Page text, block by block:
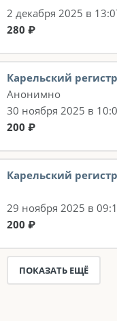
2 декабря 2025 в
280 ₽
Карельский
Анонимно
30 ноября 2025 в
200 ₽
Карельский
29 ноября 2025 в
200 ₽
ПОКАЗАТЬ ЕЩЁ